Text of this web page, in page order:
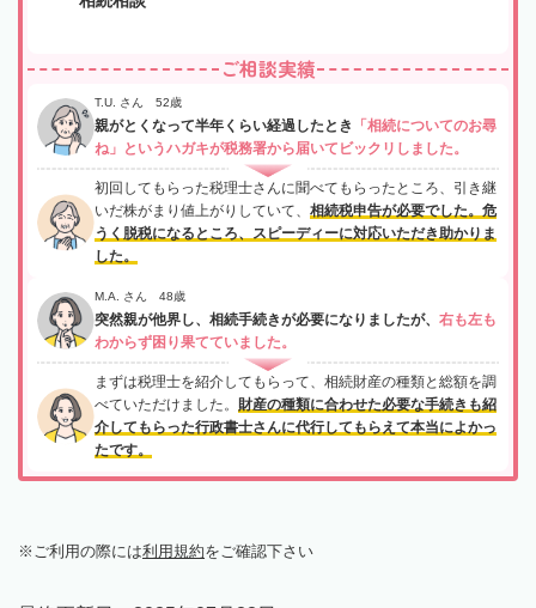
ご相談実績
T.U. さん 52歳
親がとくなって半年くらい経過したとき
「相続についてのお尋
ね」というハガキが税務署から届いてビックリしました。
初回してもらった税理士さんに聞べてもらったところ、引き継
いだ株がまり値上がりしていて、 相続税申告が必要でした。危
うく脱税になるところ、スピーディーに対応いただき助かりま
した。
M.A. さん 48歳
突然親が他界し、相続手続きが必要になりましたが、 右も左も
わからず困り果てていました。
まずは税理士を紹介してもらって、相続財産の種類と総額を調
べていただけました。 財産の種類に合わせた必要な手続きも紹
介してもらった行政書士さんに代行してもらえて本当によかっ
たです。
ご利用の際には利用規約をご確認下さい